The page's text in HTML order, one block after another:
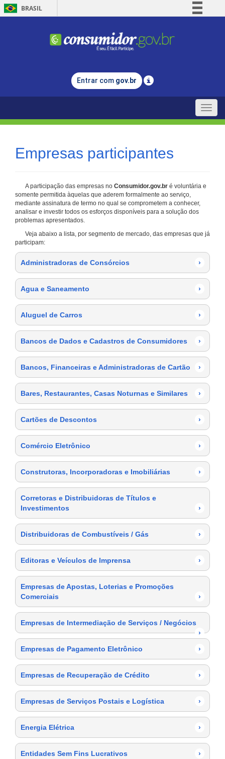
BRASIL
Comunica BR
Legislação
Entrar com gov.br
Toggle
Empresas participantes
A participação das empresas no Consumidor.gov.br é voluntária e
somente permitida àquelas que aderem formalmente ao serviço,
mediante assinatura de termo no qual se comprometem a conhecer,
analisar e investir todos os esforços disponíveis para a solução dos
problemas apresentados.
Veja abaixo a lista, por segmento de mercado, das empresas que já
participam:
Administradoras de Consórcios ›
Agua e Saneamento ›
Aluguel de Carros ›
Bancos de Dados e Cadastros de Consumidores ›
Bancos, Financeiras e Administradoras de Cartão ›
Bares, Restaurantes, Casas Noturnas e Similares ›
Cartões de Descontos ›
Comércio Eletrônico ›
Construtoras, Incorporadoras e Imobiliárias ›
Corretoras e Distribuidoras de Títulos e
Investimentos
›
Distribuidoras de Combustíveis / Gás ›
Editoras e Veículos de Imprensa ›
Empresas de Apostas, Loterias e Promoções
Comerciais
›
Empresas de Intermediação de Serviços / Negócios
›
Empresas de Pagamento Eletrônico
›
Empresas de Recuperação de Crédito ›
Empresas de Serviços Postais e Logística ›
Energia Elétrica ›
Entidades Sem Fins Lucrativos ›